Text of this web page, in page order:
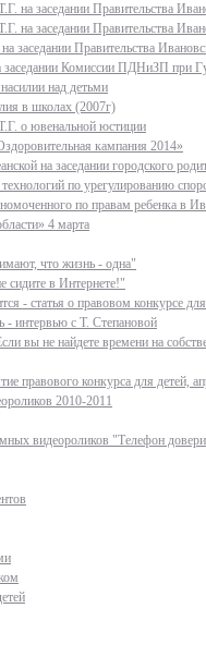
на заседании Правительства
на заседании Правительства
заседании Правительства
Комиссии ПДНиЗП при
над детьми
в школах (2007г)
о ювенальной юстиции
кампания 2014»
на заседании городского
по урегулированию
по правам ребенка в
4 марта
что жизнь - одна"
сидите в Интернете!"
- статья о правовом конкурсе
интервью с Т. Степановой
вы не найдете времени на
правового конкурса для детей,
2010-2011
видеороликов "Телефон